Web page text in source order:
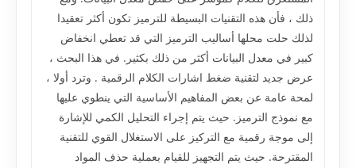
ذلك ، فأن هذه التقنيات البسيطة للترميز تكون أكثر تعقيدا
لذلك حلت محلها أساليب الترميز التي قد تعطي انخفاض
كبير في معدل البيانات أكثر من ذلك بكثير. في هذا البحث ،
عرض جديد لتقنية ضغط اشارات الكلام الرقمية . وترد أولا ،
لمحة عامة عن بعض المفاهيم الأساسية التي ينطوي عليها
مع نموذج الترميز. حيث يتم إجراء التحليل الكمي للإشارة
إلى موجة رقمية مع التركيز على الاستغلال القوي للتقنية
المقترحة. حيث يتم التجهيز للقيام بعملية حذف المواد